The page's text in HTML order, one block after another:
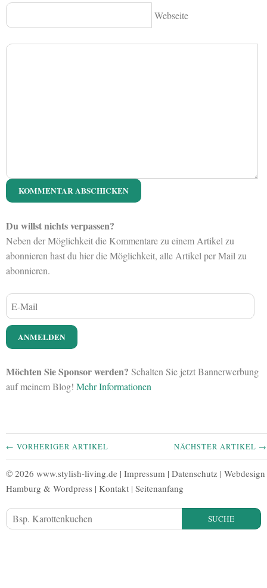
Webseite
Du willst nichts verpassen?
Neben der Möglichkeit die Kommentare zu einem Artikel zu
abonnieren hast du hier die Möglichkeit, alle Artikel per Mail zu
abonnieren.
Möchten Sie Sponsor werden? Schalten Sie jetzt Bannerwerbung
auf meinem Blog! Mehr Informationen
← VORHERIGER ARTIKEL NÄCHSTER ARTIKEL →
© 2026 www.stylish-living.de | Impressum | Datenschutz | Webdesign
Hamburg & Wordpress | Kontakt | Seitenanfang
SUCHE